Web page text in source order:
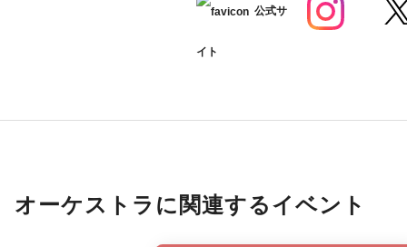
公式サ
イト
オーケストラに関連するイベント